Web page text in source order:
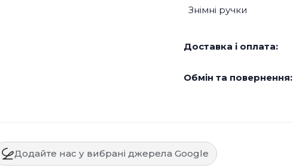
Знімні ручки
Доставка і оплата:
Обмін та повернення:
Додайте нас у вибрані джерела Google